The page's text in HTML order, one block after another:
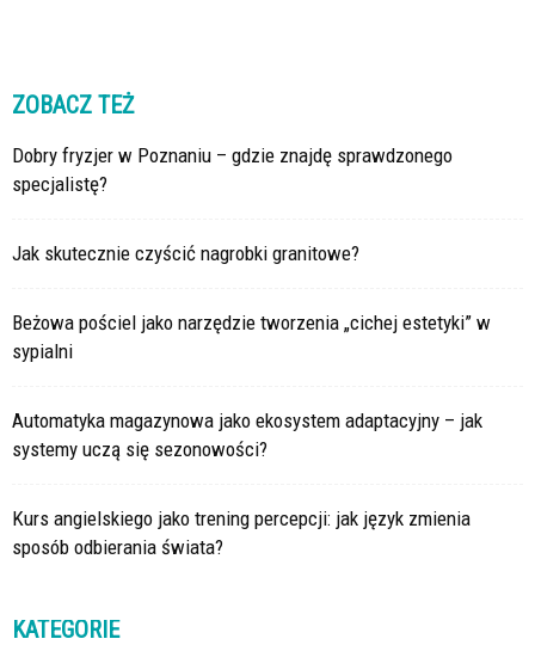
ZOBACZ TEŻ
Dobry fryzjer w Poznaniu – gdzie znajdę sprawdzonego
specjalistę?
Jak skutecznie czyścić nagrobki granitowe?
Beżowa pościel jako narzędzie tworzenia „cichej estetyki” w
sypialni
Automatyka magazynowa jako ekosystem adaptacyjny – jak
systemy uczą się sezonowości?
Kurs angielskiego jako trening percepcji: jak język zmienia
sposób odbierania świata?
KATEGORIE